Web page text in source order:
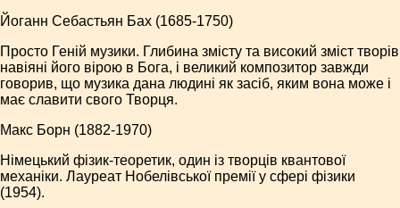
Йоганн Себастьян Бах (1685-1750)
Просто Геній музики. Глибина змісту та високий зміст творів
навіяні його вірою в Бога, і великий композитор завжди
говорив, що музика дана людині як засіб, яким вона може і
має славити свого Творця.
Макс Борн (1882-1970)
Німецький фізик-теоретик, один із творців квантової
механіки. Лауреат Нобелівської премії у сфері фізики
(1954).